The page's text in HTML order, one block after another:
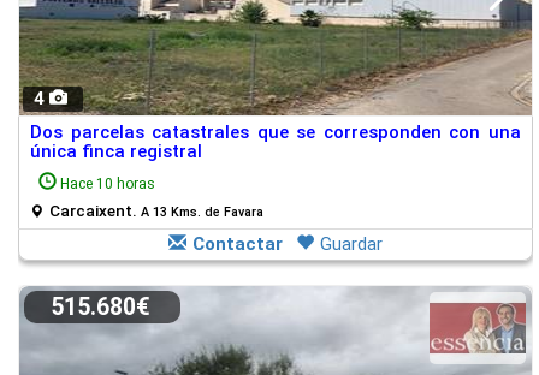
4
Dos parcelas catastrales que se corresponden con una
única finca registral
Hace 10 horas
Carcaixent. A 13 Kms. de Favara
Contactar Guardar
515.680€